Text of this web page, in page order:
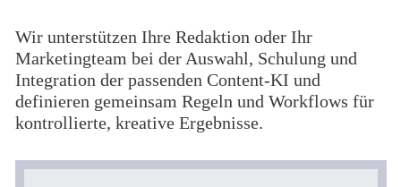
Wir unterstützen Ihre Redaktion oder Ihr
Marketingteam bei der Auswahl, Schulung und
Integration der passenden Content-KI und
definieren gemeinsam Regeln und Workflows für
kontrollierte, kreative Ergebnisse.